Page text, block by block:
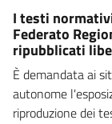
I testi
Federato
ripubblicati
È demandata ai
autonome
riproduzione dei